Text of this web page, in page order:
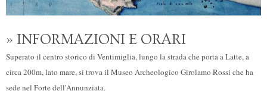
» INFORMAZIONI E ORARI
Superato il centro storico di Ventimiglia, lungo la strada che porta a Latte, a
circa 200m, lato mare, si trova il Museo Archeologico Girolamo Rossi che ha
sede nel Forte dell'Annunziata.